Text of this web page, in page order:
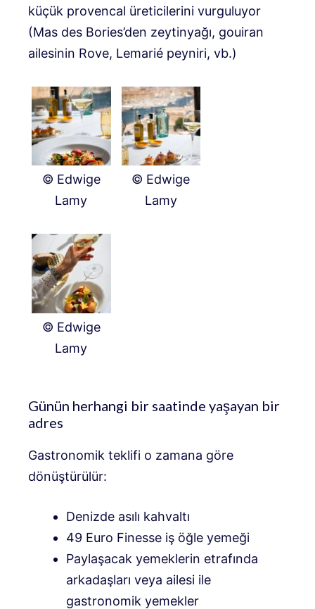
küçük provencal üreticilerini vurguluyor
(Mas des Bories’den zeytinyağı, gouiran
ailesinin Rove, Lemarié peyniri, vb.)
© Edwige
Lamy
© Edwige
Lamy
© Edwige
Lamy
Günün herhangi bir saatinde yaşayan bir
adres
Gastronomik teklifi o zamana göre
dönüştürülür:
Denizde asılı kahvaltı
49 Euro Finesse iş öğle yemeği
Paylaşacak yemeklerin etrafında
arkadaşları veya ailesi ile
gastronomik yemekler